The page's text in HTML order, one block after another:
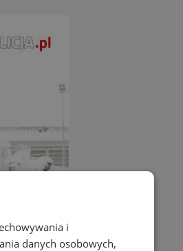
i
danych osobowych,